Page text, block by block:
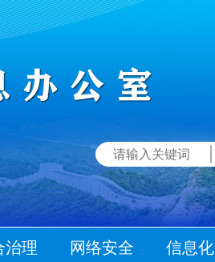
治理 网络安全 信息化